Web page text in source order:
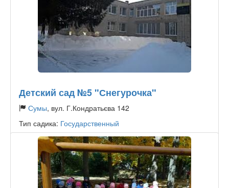
Детский сад №5 "Снегурочка"
Сумы, вул. Г.Кондратьєва 142
Тип садика: Государственный